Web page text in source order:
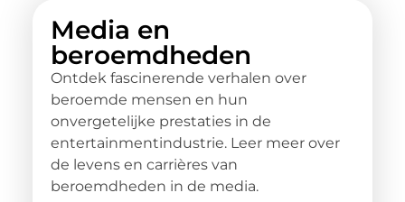
Media en
beroemdheden
Ontdek fascinerende verhalen over
beroemde mensen en hun
onvergetelijke prestaties in de
entertainmentindustrie. Leer meer over
de levens en carrières van
beroemdheden in de media.